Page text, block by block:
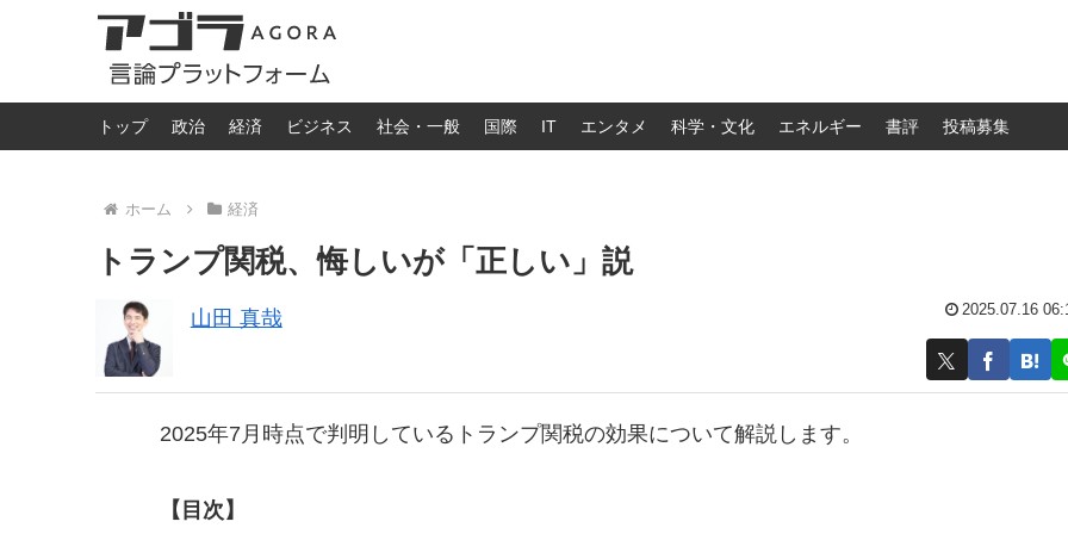
トップ 政治 経済 ビジネス 社会・一般 国際 IT エンタメ 科学・文化 エネルギー 書評 投稿募集
ホーム 経済
トランプ関税、悔しいが「正しい」説
山田 真哉 2025.07.16
2025年7月時点で判明しているトランプ関税の効果について解説します。
【目次】